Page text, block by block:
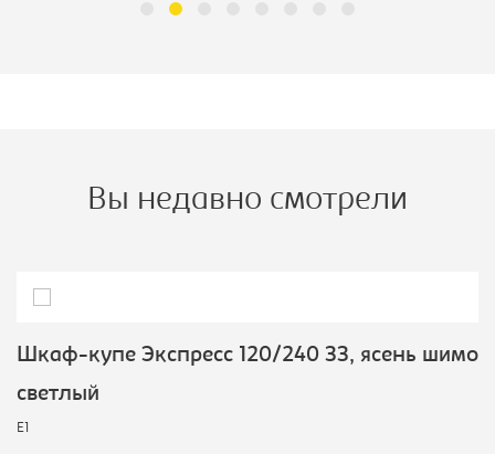
Вы недавно смотрели
Шкаф-купе Экспресс 120/240 ЗЗ, ясень шимо
светлый
E1